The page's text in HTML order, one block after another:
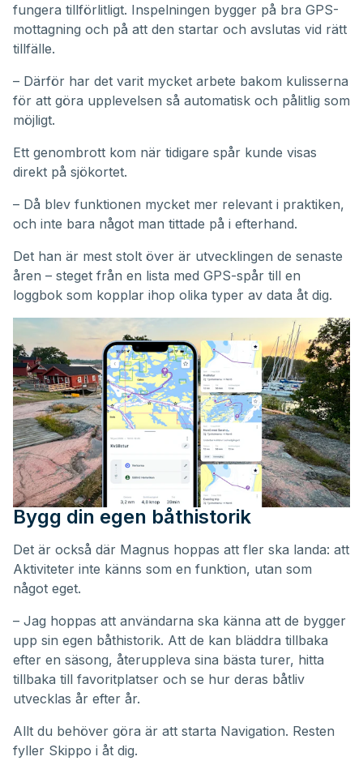
fungera tillförlitligt. Inspelningen bygger på bra GPS-
mottagning och på att den startar och avslutas vid rätt
tillfälle.
– Därför har det varit mycket arbete bakom kulisserna
för att göra upplevelsen så automatisk och pålitlig som
möjligt.
Ett genombrott kom när tidigare spår kunde visas
direkt på sjökortet.
– Då blev funktionen mycket mer relevant i praktiken,
och inte bara något man tittade på i efterhand.
Det han är mest stolt över är utvecklingen de senaste
åren – steget från en lista med GPS-spår till en
loggbok som kopplar ihop olika typer av data åt dig.
Bygg din egen båthistorik
Det är också där Magnus hoppas att fler ska landa: att
Aktiviteter inte känns som en funktion, utan som
något eget.
– Jag hoppas att användarna ska känna att de bygger
upp sin egen båthistorik. Att de kan bläddra tillbaka
efter en säsong, återuppleva sina bästa turer, hitta
tillbaka till favoritplatser och se hur deras båtliv
utvecklas år efter år.
Allt du behöver göra är att starta Navigation. Resten
fyller Skippo i åt dig.